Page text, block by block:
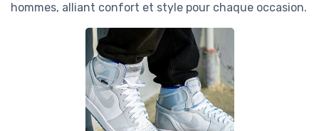
hommes, alliant confort et style pour chaque occasion.